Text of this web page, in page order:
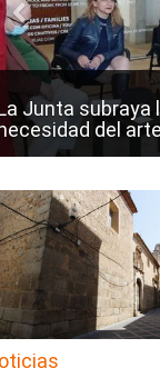
Junta subraya
del